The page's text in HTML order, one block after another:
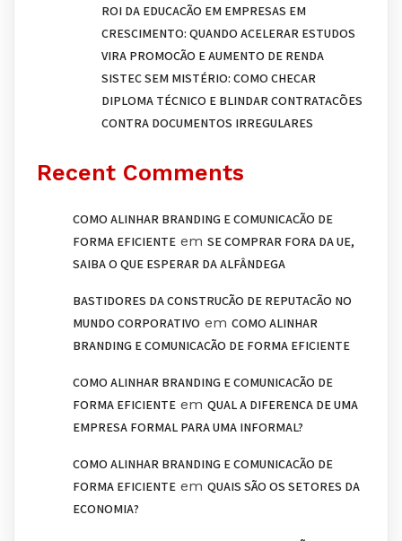
ROI DA EDUCAÇÃO EM EMPRESAS EM
CRESCIMENTO: QUANDO ACELERAR ESTUDOS
VIRA PROMOÇÃO E AUMENTO DE RENDA
SISTEC SEM MISTÉRIO: COMO CHECAR
DIPLOMA TÉCNICO E BLINDAR CONTRATAÇÕES
CONTRA DOCUMENTOS IRREGULARES
Recent Comments
COMO ALINHAR BRANDING E COMUNICAÇÃO DE
FORMA EFICIENTE em SE COMPRAR FORA DA UE,
SAIBA O QUE ESPERAR DA ALFÂNDEGA
BASTIDORES DA CONSTRUÇÃO DE REPUTAÇÃO NO
MUNDO CORPORATIVO em COMO ALINHAR
BRANDING E COMUNICAÇÃO DE FORMA EFICIENTE
COMO ALINHAR BRANDING E COMUNICAÇÃO DE
FORMA EFICIENTE em QUAL A DIFERENÇA DE UMA
EMPRESA FORMAL PARA UMA INFORMAL?
COMO ALINHAR BRANDING E COMUNICAÇÃO DE
FORMA EFICIENTE em QUAIS SÃO OS SETORES DA
ECONOMIA?